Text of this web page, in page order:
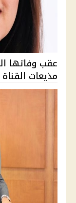
عقب وفاتها
مذيعات